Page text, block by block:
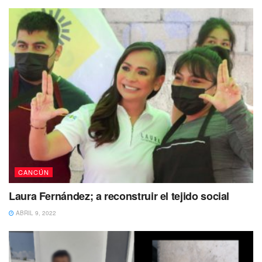
Tags: APOYO Quintana Roo Tormenta tropical
CANCÚN
Laura Fernández; a reconstruir el tejido social
ABRIL 9, 2022